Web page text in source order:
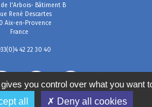
de l'Arbois- Bâtiment B
René Descartes
Aix-en-Provence
France
42 22 30 40
you control over what you want
all ✗ Deny all cookies